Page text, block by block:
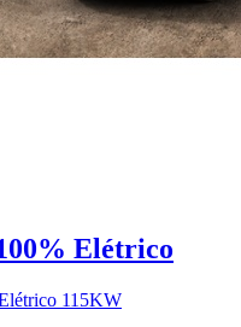
Elétrico
115KW